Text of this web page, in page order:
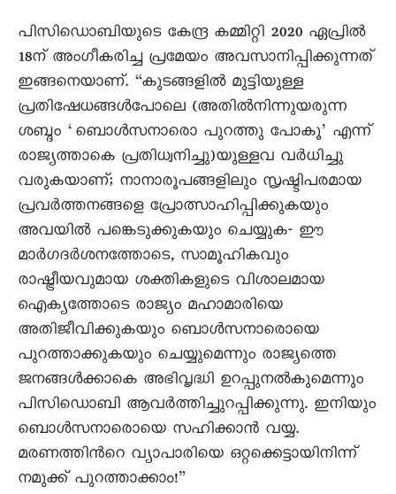
പിസിഡൊബിയുടെ കേന്ദ്ര കമ്മിറ്റി 2020 ഏപ്രില്‍
18ന് അംഗീകരിച്ച പ്രമേയം അവസാനിപ്പിക്കുന്നത്
ഇങ്ങനെയാണ്. “കുടങ്ങളില്‍ മുട്ടിയുള്ള
പ്രതിഷേധങ്ങള്‍പോലെ (അതില്‍നിന്നുയരുന്ന
ശബ്ദം ‘ബൊള്‍സനാരൊ പുറത്തു പോകൂ’ എന്ന്
രാജ്യത്താകെ പ്രതിധ്വനിച്ചു)യുള്ളവ വര്‍ധിച്ചു
വരുകയാണ്; നാനാരൂപങ്ങളിലും സൃഷ്ടിപരമായ
പ്രവര്‍ത്തനങ്ങളെ പ്രോത്സാഹിപ്പിക്കുകയും
അവയില്‍ പങ്കെടുക്കുകയും ചെയ്യുക- ഈ
മാര്‍ഗദര്‍ശനത്തോടെ, സാമൂഹികവും
രാഷ്ട്രീയവുമായ ശക്തികളുടെ വിശാലമായ
ഐക്യത്തോടെ രാജ്യം മഹാമാരിയെ
അതിജീവിക്കുകയും ബൊള്‍സനാരൊയെ
പുറത്താക്കുകയും ചെയ്യുമെന്നും രാജ്യത്തെ
ജനങ്ങള്‍ക്കാകെ അഭിവൃദ്ധി ഉറപ്പുനല്‍കുമെന്നും
പിസിഡൊബി ആവര്‍ത്തിച്ചുറപ്പിക്കുന്നു. ഇനിയും
ബൊള്‍സനാരൊയെ സഹിക്കാന്‍ വയ്യ.
മരണത്തിന്‍റെ വ്യാപാരിയെ ഒറ്റക്കെട്ടായിനിന്ന്
നമുക്ക് പുറത്താക്കാം!”